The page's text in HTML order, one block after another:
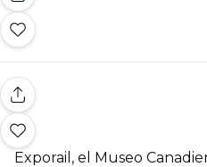
Exporail, el Museo